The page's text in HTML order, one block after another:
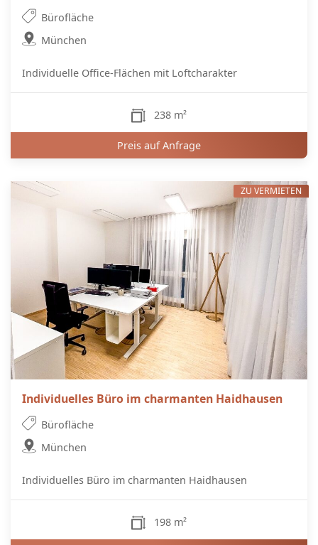
Bürofläche
München
Individuelle Office-Flächen mit Loftcharakter
238 m²
Preis auf Anfrage
Individuelles Büro im charmanten Haidhausen
Bürofläche
München
Individuelles Büro im charmanten Haidhausen
198 m²
ZU VERMIETEN